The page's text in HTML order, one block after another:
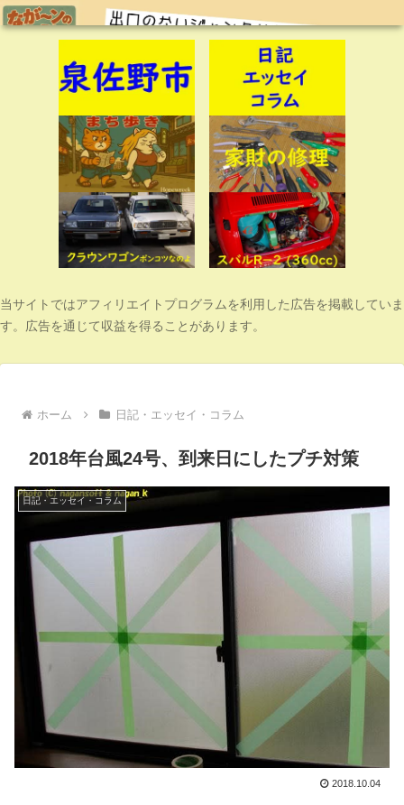
当サイトではアフィリエイトプログラムを利用した広告を掲載していま
す。広告を通じて収益を得ることがあります。
ホーム 日記・エッセイ・コラム
2018年台風24号、到来日にしたプチ対策
日記・エッセイ・コラム
2018.10.04